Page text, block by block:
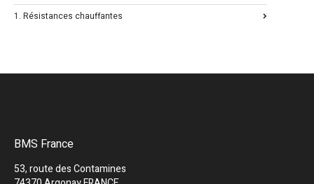
1. Résistances chauffantes
BMS France
53, route des Contamines